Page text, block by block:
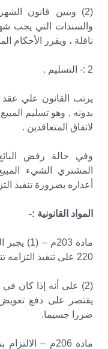
(2) ويبين قانون
والسندات التي يجب
ناقلة ، ويقرر الأحكام
2 :- التسليم .
يرتب القانون علي عقد
بدونه , وهو تسليم
لاتفاق المتعاقدين .
وفي حالة رفض
المشتري الشيء
أعذاره بضرورة تنفيذ
المواد القانونية :-
220 على تنفيذ التزامه تنفيذا عينيا ، متي كان ذلك ممكنا.
(2) على أنه إذا كان في
يقتصر على دفع تعويض
ضررا جسيما.
مادة 206م –